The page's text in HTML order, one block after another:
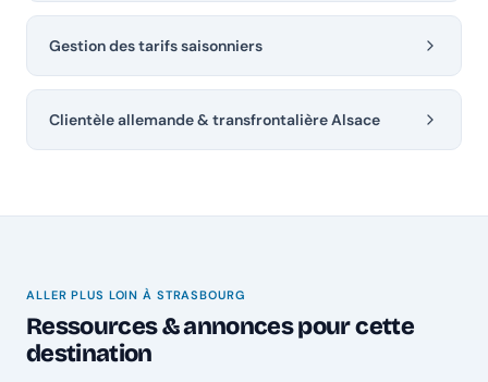
Gestion des tarifs saisonniers
Clientèle allemande & transfrontalière Alsace
ALLER PLUS LOIN À STRASBOURG
Ressources & annonces pour cette
destination